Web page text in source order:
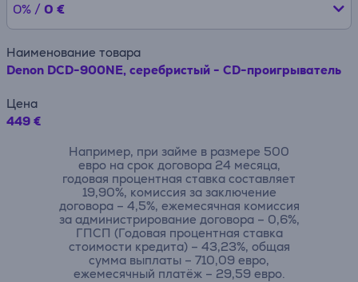
0% / 0 €
Наименование товара
Denon DCD-900NE, серебристый - CD-проигрыватель
Цена
449 €
Например, при займе в размере 500
евро на срок договора 24 месяца,
годовая процентная ставка составляет
19,90%, комиссия за заключение
договора – 4,5%, ежемесячная комиссия
за администрирование договора – 0,6%,
ГПСП (Годовая процентная ставка
стоимости кредита) – 43,23%, общая
сумма выплаты – 710,09 евро,
ежемесячный платёж – 29,59 евро.